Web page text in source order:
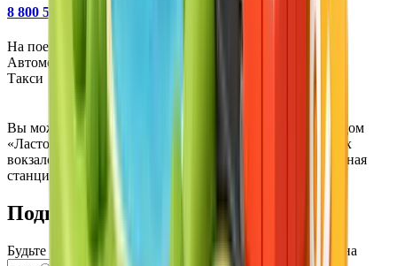
8 800 550 20 20
На поезде
Автомобиль
Такси
Вы можете воспользоваться современным электропоездом
«Ласточка», который отправляется от железнодорожных
вокзалов Сочи и Адлер, а также аэропорта Сочи. Конечная
станция — Эстосадок или Роза Хутор.
Подпишитесь на рассылку
Будьте в курсе акций и событий Курорта Красная Поляна